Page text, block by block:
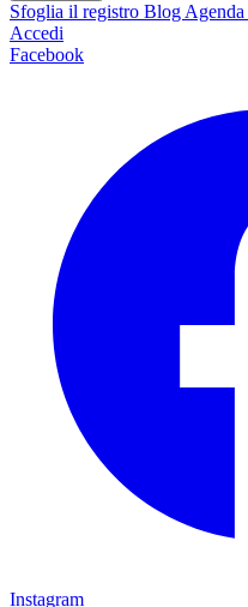
Sfoglia il registro Blog Agenda
Accedi
Facebook
Instagram